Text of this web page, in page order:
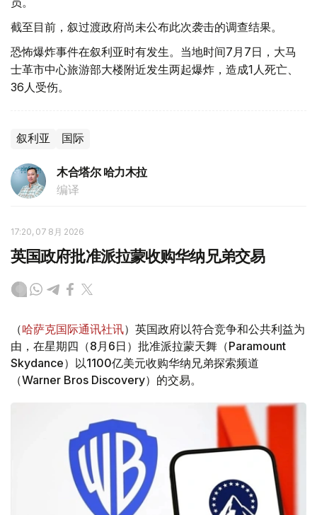
截至目前，叙过渡政府尚未公布此次袭击的调查结果。
恐怖爆炸事件在叙利亚时有发生。当地时间7月7日，大马
士革市中心旅游部大楼附近发生两起爆炸，造成1人死亡、
36人受伤。
叙利亚 国际
木合塔尔 哈力木拉
编译
17:20, 07 8月 2026
英国政府批准派拉蒙收购华纳兄弟交易
（哈萨克国际通讯社讯）英国政府以符合竞争和公共利益为
由，在星期四（8月6日）批准派拉蒙天舞（Paramount
Skydance）以1100亿美元收购华纳兄弟探索频道
（Warner Bros Discovery）的交易。